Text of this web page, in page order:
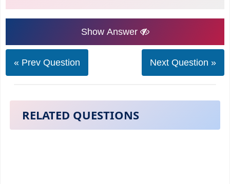
Show Answer
« Prev Question Next Question »
RELATED QUESTIONS